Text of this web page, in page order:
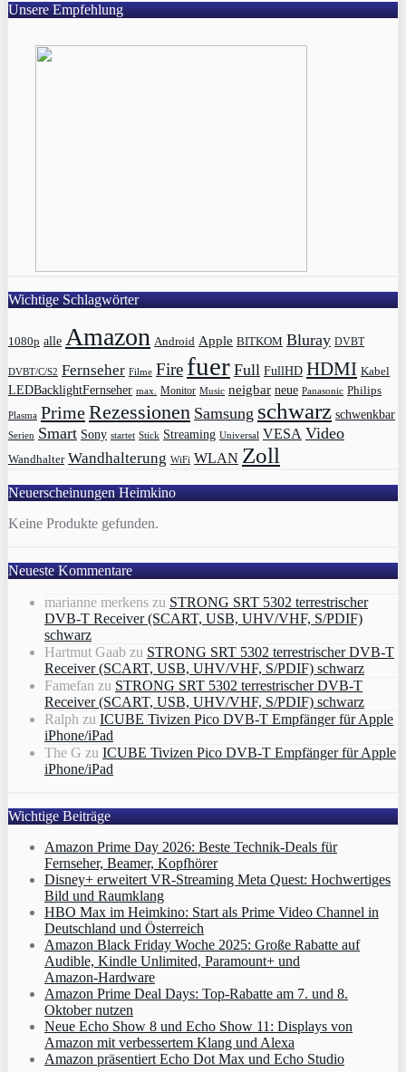
Unsere Empfehlung
Wichtige Schlagwörter
1080p alle Amazon Android Apple BITKOM Bluray DVBT
DVBT/C/S2 Fernseher Filme Fire fuer Full FullHD HDMI Kabel
LEDBacklightFernseher max. Monitor Music neigbar neue Panasonic Philips
Plasma PrimeRezessionen Samsung schwarz schwenkbar
Serien Smart Sony startet Stick Streaming Universal VESA Video
Wandhalter Wandhalterung WiFi WLAN Zoll
Neuerscheinungen Heimkino
Keine Produkte gefunden.
Neueste Kommentare
marianne merkens zu STRONG SRT 5302 terrestrischer
DVB-T Receiver (SCART, USB, UHV/VHF, S/PDIF)
schwarz
Hartmut Gaab zu STRONG SRT 5302 terrestrischer DVB-T
Receiver (SCART, USB, UHV/VHF, S/PDIF) schwarz
Famefan zu STRONG SRT 5302 terrestrischer DVB-T
Receiver (SCART, USB, UHV/VHF, S/PDIF) schwarz
Ralph zu ICUBE Tivizen Pico DVB-T Empfänger für Apple
iPhone/iPad
The G zu ICUBE Tivizen Pico DVB-T Empfänger für Apple
iPhone/iPad
Wichtige Beiträge
Amazon Prime Day 2026: Beste Technik-Deals für
Fernseher, Beamer, Kopfhörer
Disney+ erweitert VR‑Streaming Meta Quest: Hochwertiges
Bild und Raumklang
HBO Max im Heimkino: Start als Prime Video Channel in
Deutschland und Österreich
Amazon Black Friday Woche 2025: Große Rabatte auf
Audible, Kindle Unlimited, Paramount+ und
Amazon‑Hardware
Amazon Prime Deal Days: Top-Rabatte am 7. und 8.
Oktober nutzen
Neue Echo Show 8 und Echo Show 11: Displays von
Amazon mit verbessertem Klang und Alexa
Amazon präsentiert Echo Dot Max und Echo Studio